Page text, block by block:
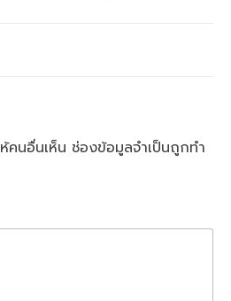
คนอื่นเห็น ช่องข้อมูลจำเป็นถูกทำ